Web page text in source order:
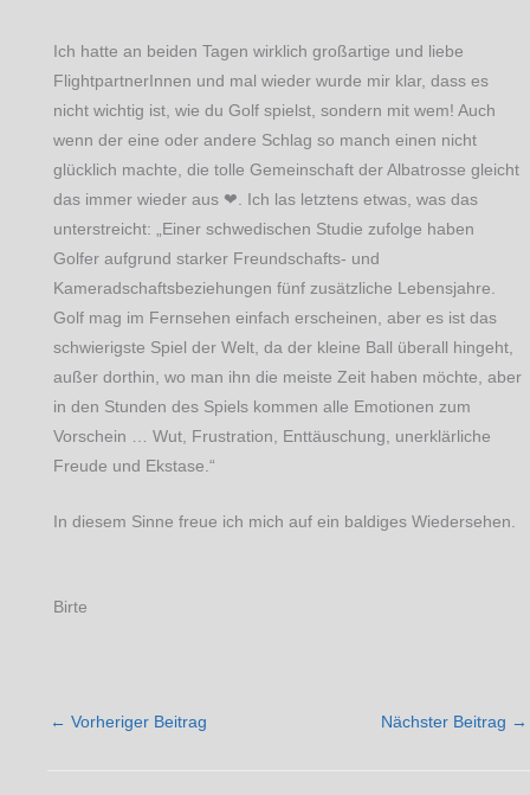
Ich hatte an beiden Tagen wirklich großartige und liebe
FlightpartnerInnen und mal wieder wurde mir klar, dass es
nicht wichtig ist, wie du Golf spielst, sondern mit wem! Auch
wenn der eine oder andere Schlag so manch einen nicht
glücklich machte, die tolle Gemeinschaft der Albatrosse gleicht
das immer wieder aus ❤. Ich las letztens etwas, was das
unterstreicht: „Einer schwedischen Studie zufolge haben
Golfer aufgrund starker Freundschafts- und
Kameradschaftsbeziehungen fünf zusätzliche Lebensjahre.
Golf mag im Fernsehen einfach erscheinen, aber es ist das
schwierigste Spiel der Welt, da der kleine Ball überall hingeht,
außer dorthin, wo man ihn die meiste Zeit haben möchte, aber
in den Stunden des Spiels kommen alle Emotionen zum
Vorschein … Wut, Frustration, Enttäuschung, unerklärliche
Freude und Ekstase.“
In diesem Sinne freue ich mich auf ein baldiges Wiedersehen.
Birte
← Vorheriger Beitrag Nächster Beitrag →